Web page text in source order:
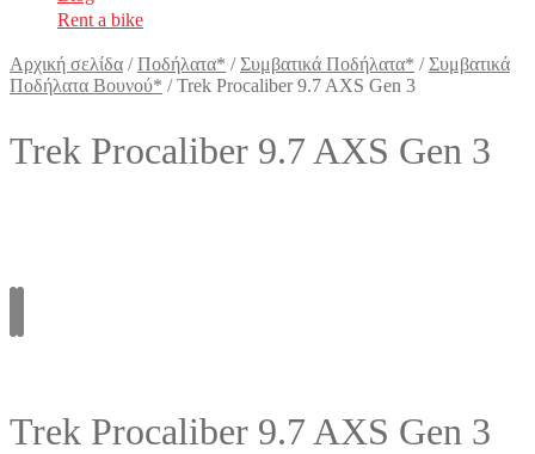
Rent a bike
Αρχική σελίδα /Ποδήλατα* /Συμβατικά Ποδήλατα* /Συμβατικά
Ποδήλατα Βουνού* /Trek Procaliber 9.7 AXS Gen 3
Trek Procaliber 9.7 AXS Gen 3
Trek Procaliber 9.7 AXS Gen 3